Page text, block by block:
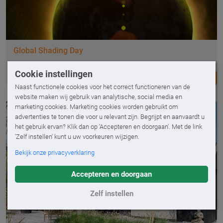
Cookie instellingen
Naast functionele cookies voor het correct functioneren van de
website maken wij gebruik van analytische, social media en
marketing cookies. Marketing cookies worden gebruikt om
advertenties te tonen die voor u relevant zijn. Begrijpt en aanvaardt u
het gebruik ervan? Klik dan op 'Accepteren en doorgaan'. Met de link
'Zelf instellen' kunt u uw voorkeuren wijzigen.
Bekijk onze privacyverklaring
Accepteren en doorgaan
Zelf instellen
Zo verleng je de levensduur van je zonwering!
Geef je zonwering een tweede leven met
herbekleding
Global Shading Day